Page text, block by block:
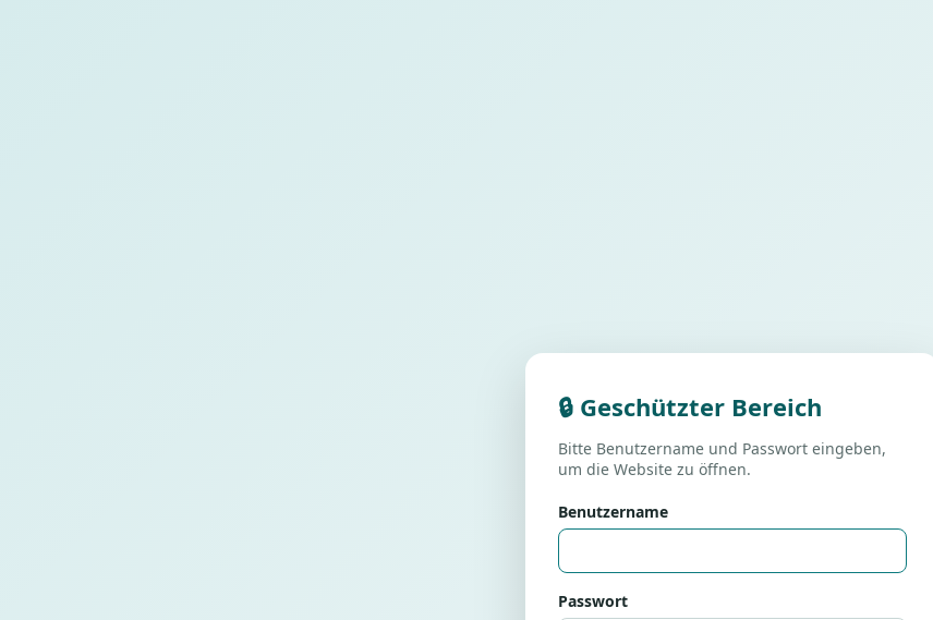
🔒 Geschützter Bereich
Bitte Benutzername und Passwort eingeben,
um die Website zu öffnen.
Benutzername
Passwort